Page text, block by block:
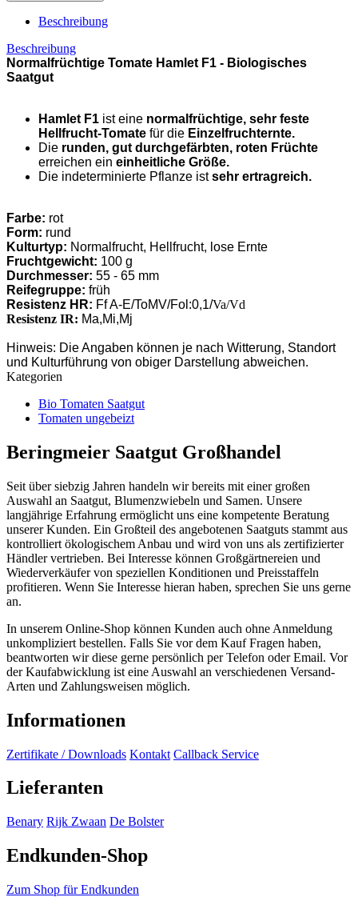
Beschreibung
Beschreibung
Normalfrüchtige Tomate Hamlet F1 - Biologisches
Saatgut
Hamlet F1 ist eine normalfrüchtige, sehr feste
Hellfrucht-Tomate für die Einzelfruchternte.
Die runden, gut durchgefärbten, roten Früchte
erreichen ein einheitliche Größe.
Die indeterminierte Pflanze istsehr ertragreich.
Farbe: rot
Form: rund
Kulturtyp: Normalfrucht, Hellfrucht, lose Ernte
Fruchtgewicht: 100 g
Durchmesser: 55 - 65 mm
Reifegruppe: früh
Resistenz HR: Ff A-E/ToMV/Fol:0,1/Va/Vd
Resistenz IR: Ma,Mi,Mj
Hinweis: Die Angaben können je nach Witterung, Standort
und Kulturführung von obiger Darstellung abweichen.
Kategorien
Bio Tomaten Saatgut
Tomaten ungebeizt
Beringmeier Saatgut Großhandel
Seit über siebzig Jahren handeln wir bereits mit einer großen
Auswahl an Saatgut, Blumenzwiebeln und Samen. Unsere
langjährige Erfahrung ermöglicht uns eine kompetente Beratung
unserer Kunden. Ein Großteil des angebotenen Saatguts stammt aus
kontrolliert ökologischem Anbau und wird von uns als zertifizierter
Händler vertrieben. Bei Interesse können Großgärtnereien und
Wiederverkäufer von speziellen Konditionen und Preisstaffeln
profitieren. Wenn Sie Interesse hieran haben, sprechen Sie uns gerne
an.
In unserem Online-Shop können Kunden auch ohne Anmeldung
unkompliziert bestellen. Falls Sie vor dem Kauf Fragen haben,
beantworten wir diese gerne persönlich per Telefon oder Email. Vor
der Kaufabwicklung ist eine Auswahl an verschiedenen Versand-
Arten und Zahlungsweisen möglich.
Informationen
Zertifikate / Downloads Kontakt Callback Service
Lieferanten
Benary Rijk Zwaan De Bolster
Endkunden-Shop
Zum Shop für Endkunden